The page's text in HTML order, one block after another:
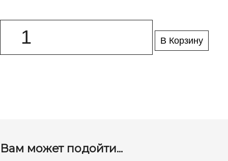
В Корзину
Вам может подойти...